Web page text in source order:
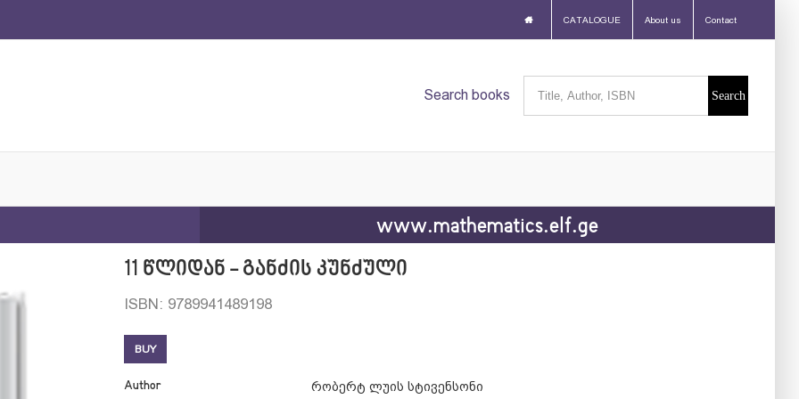
CATALOGUE About us Contact
Search books
www.mathematics.elf.ge
11 წლიდან - განძის კუნძული
ISBN: 9789941489198
BUY
Author რობერტ ლუის სტივენსონი